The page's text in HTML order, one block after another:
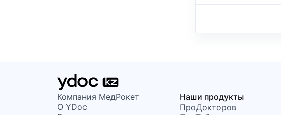
Компания МедРокет
О YDoc
Наши продукты
ПроДокторов